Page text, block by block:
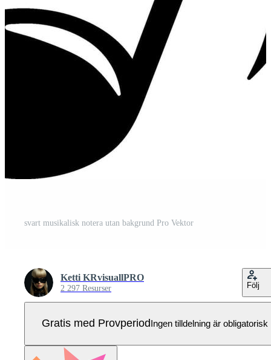
svart musikalisk notera utan bakgrund Pro Vektor
Ketti KRvisuallPRO
2 297 Resurser Följ
Gratis med ProvperiodIngen tilldelning är obligatorisk